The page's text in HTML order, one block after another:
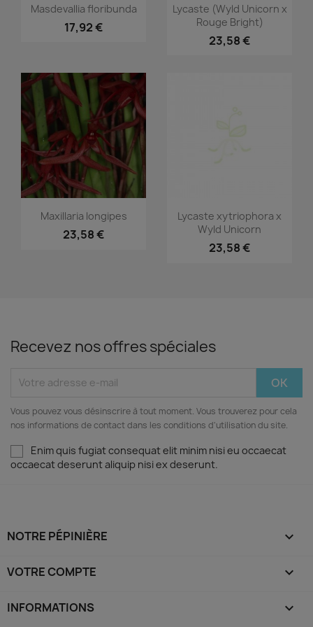
Aperçu rapide
Masdevallia floribunda
17,92 €
Aperçu rapide
Lycaste (Wyld Unicorn x
Rouge Bright)
23,58 €
Aperçu rapide
Maxillaria longipes
23,58 €
Aperçu rapide
Lycaste xytriophora x
Wyld Unicorn
23,58 €
Recevez nos offres spéciales
Vous pouvez vous désinscrire à tout moment. Vous trouverez pour cela
nos informations de contact dans les conditions d'utilisation du site.
Enim quis fugiat consequat elit minim nisi eu occaecat
occaecat deserunt aliquip nisi ex deserunt.
NOTRE PÉPINIÈRE 
VOTRE COMPTE 
INFORMATIONS keyboard_arrow_down